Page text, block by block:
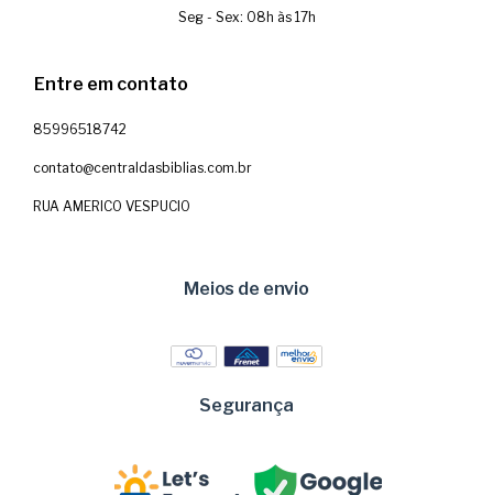
Seg - Sex: 08h às 17h
Entre em contato
85996518742
contato@centraldasbiblias.com.br
RUA AMERICO VESPUCIO
Meios de envio
Segurança